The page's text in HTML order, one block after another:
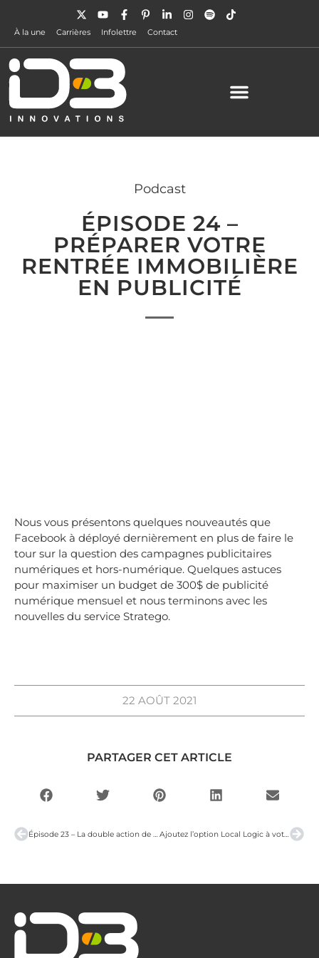
À la une Carrières Infolettre Contact
Podcast
ÉPISODE 24 –
PRÉPARER VOTRE
RENTRÉE IMMOBILIÈRE
EN PUBLICITÉ
Nous vous présentons quelques nouveautés que
Facebook à déployé dernièrement en plus de faire le
tour sur la question des campagnes publicitaires
numériques et hors-numérique. Quelques astuces
pour maximiser un budget de 300$ de publicité
numérique mensuel et nous terminons avec les
nouvelles du service Stratego.
22 AOÛT 2021
PARTAGER CET ARTICLE
Ajoutez l’option Local Logic à votre site Web immobilier !